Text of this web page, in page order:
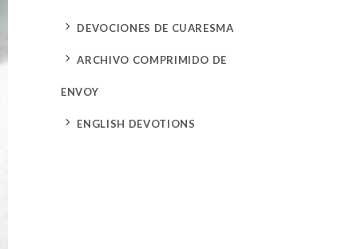
5 DEVOCIONES DE CUARESMA
5 ARCHIVO COMPRIMIDO DE
ENVOY
5 ENGLISH DEVOTIONS